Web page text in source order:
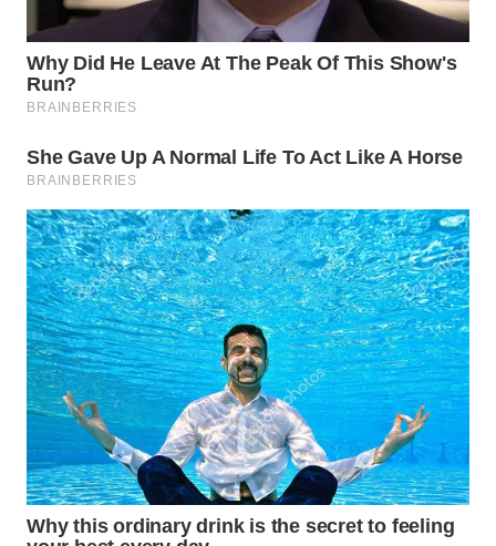
TENGAH
WN DELI
SERDANG
WN
TEBING
WN
PAKPAK
WN
KARAWANG
WN
BEKASI
WN
BOGOR